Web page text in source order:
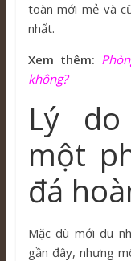
toàn mới mẻ và
nhất.
Xem thêm:
không?
Lý
một
đá
Mặc dù mới du
gần đây, nhưng